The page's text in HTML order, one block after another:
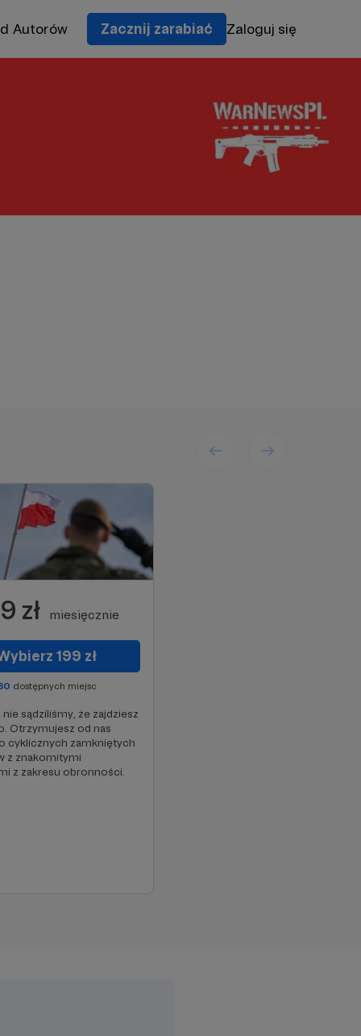
Autorów Zacznij zarabiać Zaloguj się
zł miesięcznie
199 zł
dostępnych miejsc
nie sądziliśmy, że zajdziesz
Otrzymujesz od nas
cyklicznych zamkniętych
z znakomitymi
z zakresu obronności.